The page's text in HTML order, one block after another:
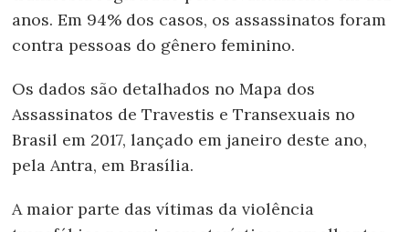
anos. Em 94% dos casos, os assassinatos foram
contra pessoas do gênero feminino.
Os dados são detalhados no Mapa dos
Assassinatos de Travestis e Transexuais no
Brasil em 2017, lançado em janeiro deste ano,
pela Antra, em Brasília.
A maior parte das vítimas da violência